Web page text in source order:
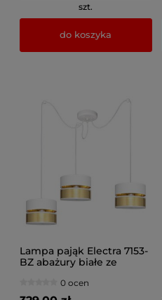
szt.
do koszyka
Lampa pająk Electra 7153-
BZ abażury białe ze
0 ocen